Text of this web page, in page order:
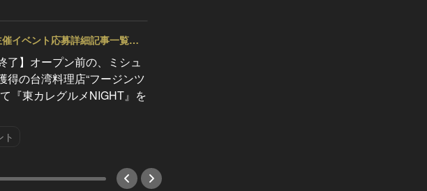
イベント応募詳細記事一覧
了】オープン前の、ミシュ
得の台湾料理店“フージンツ
て『東カレグルメNIGHT』を
ト